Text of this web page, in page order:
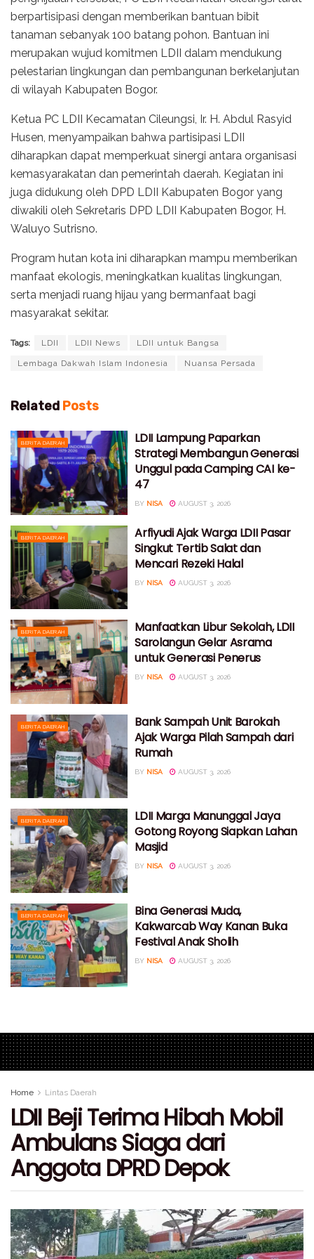
berpartisipasi dengan memberikan bantuan bibit
tanaman sebanyak 100 batang pohon. Bantuan ini
merupakan wujud komitmen LDII dalam mendukung
pelestarian lingkungan dan pembangunan berkelanjutan
di wilayah Kabupaten Bogor.
Ketua PC LDII Kecamatan Cileungsi, Ir. H. Abdul Rasyid
Husen, menyampaikan bahwa partisipasi LDII
diharapkan dapat memperkuat sinergi antara organisasi
kemasyarakatan dan pemerintah daerah. Kegiatan ini
juga didukung oleh DPD LDII Kabupaten Bogor yang
diwakili oleh Sekretaris DPD LDII Kabupaten Bogor, H.
Waluyo Sutrisno.
Program hutan kota ini diharapkan mampu memberikan
manfaat ekologis, meningkatkan kualitas lingkungan,
serta menjadi ruang hijau yang bermanfaat bagi
masyarakat sekitar.
Tags: LDII LDII News LDII untuk Bangsa
Lembaga Dakwah Islam Indonesia Nuansa Persada
Related Posts
BERITA DAERAH
LDII Lampung Paparkan
Strategi Membangun Generasi
Unggul pada Camping CAI ke-
47
BY NISA AUGUST 3, 2026
BERITA DAERAH
Arfiyudi Ajak Warga LDII Pasar
Singkut Tertib Salat dan
Mencari Rezeki Halal
BY NISA AUGUST 3, 2026
BERITA DAERAH
Manfaatkan Libur Sekolah, LDII
Sarolangun Gelar Asrama
untuk Generasi Penerus
BY NISA AUGUST 3, 2026
BERITA DAERAH
Bank Sampah Unit Barokah
Ajak Warga Pilah Sampah dari
Rumah
BY NISA AUGUST 3, 2026
BERITA DAERAH
LDII Marga Manunggal Jaya
Gotong Royong Siapkan Lahan
Masjid
BY NISA AUGUST 3, 2026
BERITA DAERAH
Bina Generasi Muda,
Kakwarcab Way Kanan Buka
Festival Anak Sholih
BY NISA AUGUST 3, 2026
Home Lintas Daerah
LDII Beji Terima Hibah Mobil
Ambulans Siaga dari
Anggota DPRD Depok